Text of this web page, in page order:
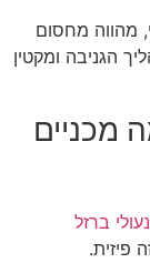
מהווה מחסום
הגניבה ומקטין
מכניים
ברזל
פיזית.